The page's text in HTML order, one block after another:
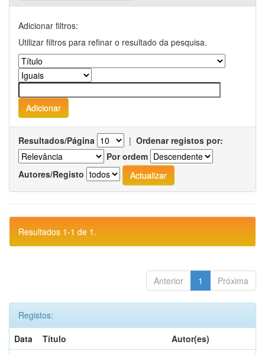
Adicionar filtros:
Utilizar filtros para refinar o resultado da pesquisa.
Resultados/Página | Ordenar registos por:
Por ordem
Autores/Registo
Resultados 1-1 de 1.
Anterior 1 Próxima
Registos:
Data
Título
Autor(es)